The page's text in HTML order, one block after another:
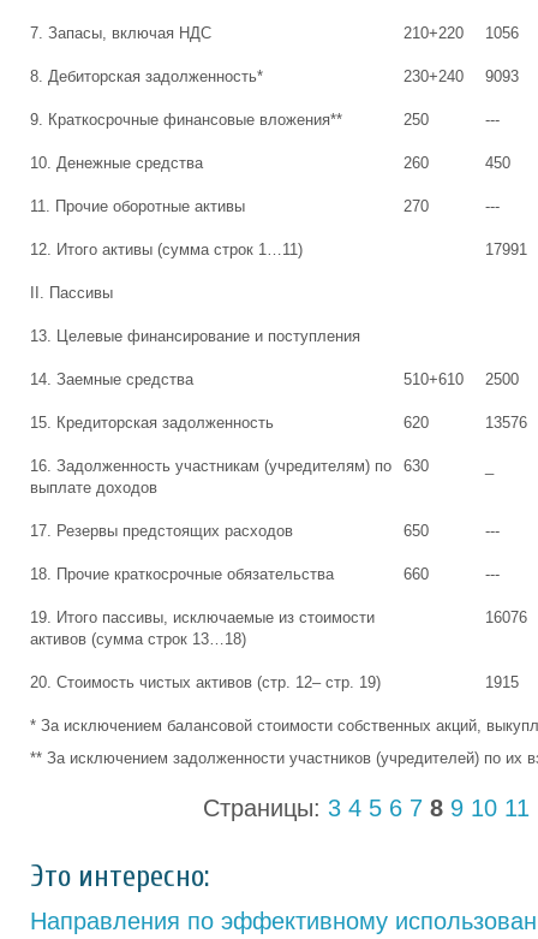
7. Запасы, включая НДС 210+220 1056
8. Дебиторская задолженность* 230+240 9093
9. Краткосрочные финансовые вложения** 250 ---
10. Денежные средства 260 450
11. Прочие оборотные активы 270 ---
12. Итого активы (сумма строк 1…11) 17991
II. Пассивы
13. Целевые финансирование и поступления
14. Заемные средства 510+610 2500
15. Кредиторская задолженность 620 13576
16. Задолженность участникам (учредителям) по
выплате доходов
630
17. Резервы предстоящих расходов 650 ---
18. Прочие краткосрочные обязательства 660 ---
19. Итого пассивы, исключаемые из стоимости
активов (сумма строк 13…18)
16076
20. Стоимость чистых активов (стр. 12– стр. 19) 1915
* За исключением балансовой стоимости собственных акций,
** За исключением задолженности участников (учредителей) по их
Страницы: 3 4 5 6 7 8 9 10 11
Это интересно:
Направления по эффективному